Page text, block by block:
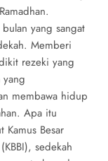
yang sangat
Memberi
rezeki yang
membawa hidup
Apa itu
Kamus Besar
‎sedekah